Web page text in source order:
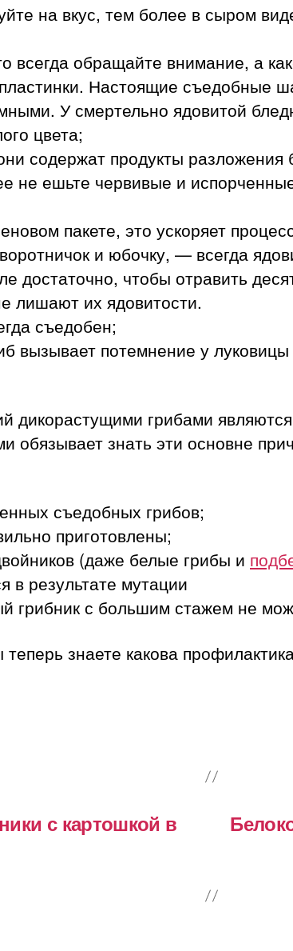
на вкус, тем более в сыром
всегда обращайте внимание, а
Настоящие съедобные
У смертельно ядовитой
цвета;
содержат продукты разложения
не ешьте червивые и
пакете, это ускоряет
и юбочку, — всегда
достаточно, чтобы отравить
лишают их ядовитости.
съедобен;
вызывает потемнение у
дикорастущими грибами
обязывает знать эти основне
съедобных грибов;
приготовлены;
(даже белые грибы и
в результате мутации
грибник с большим стажем не
знаете какова
с картошкой в